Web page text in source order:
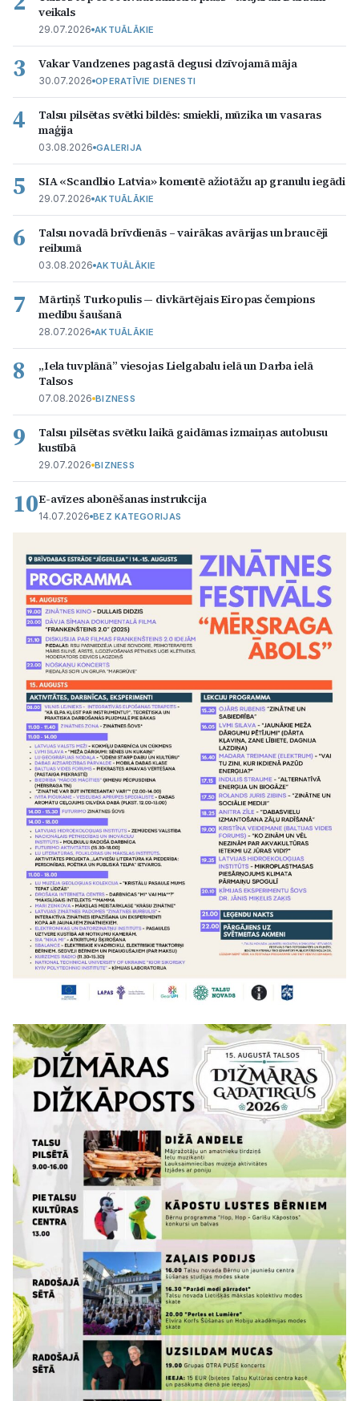
veikals
29.07.2026 AKTUĀLĀKIE
3 Vakar Vandzenes pagastā degusi dzīvojamā māja
30.07.2026 OPERATĪVIE DIENESTI
4
Talsu pilsētas svētki bildēs: smiekli, mūzika un vasaras
maģija
03.08.2026 GALERIJA
5 SIA «Scandbio Latvia» komentē ažiotāžu ap granulu iegādi
29.07.2026 AKTUĀLĀKIE
6
Talsu novadā brīvdienās – vairākas avārijas un braucēji
reibumā
03.08.2026 AKTUĀLĀKIE
7
Mārtiņš Turkopulis — divkārtējais Eiropas čempions
medību šaušanā
28.07.2026 AKTUĀLĀKIE
8
„Iela tuvplānā” viesojas Lielgabalu ielā un Darba ielā
Talsos
07.08.2026 BIZNESS
9
Talsu pilsētas svētku laikā gaidāmas izmaiņas autobusu
kustībā
29.07.2026 BIZNESS
10E-avīzes abonēšanas instrukcija
14.07.2026 BEZ KATEGORIJAS